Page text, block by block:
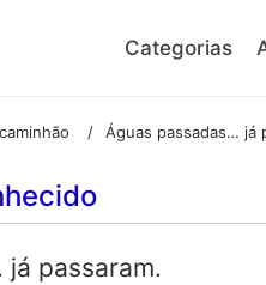
Categorias
/ Águas passadas… já
já passaram.